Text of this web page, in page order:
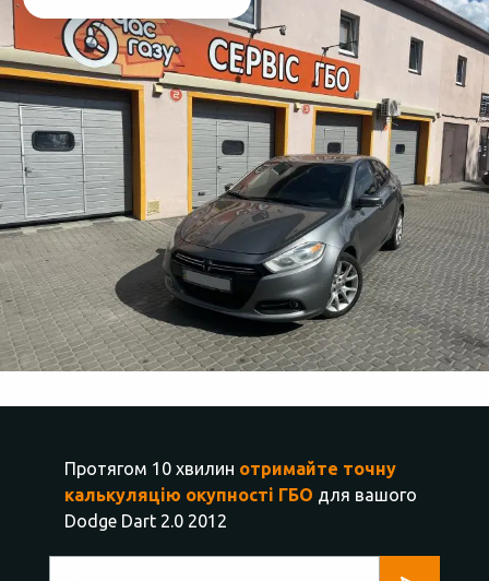
Протягом 10 хвилин отримайте точну
калькуляцію окупності ГБО для вашого
Dodge Dart 2.0 2012